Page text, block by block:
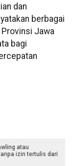
dan
berbagai
Jawa
bagi
atau
izin tertulis dari